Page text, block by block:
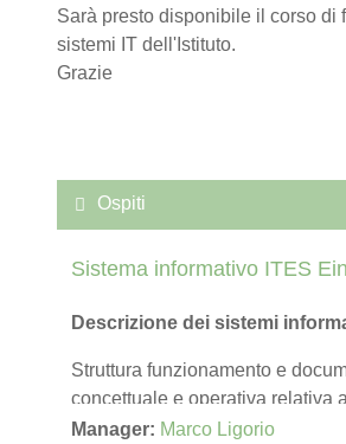
Sarà presto disponibile il corso di
sistemi IT dell'Istituto.
Grazie
Ospiti
Sistema informativo ITES
Descrizione dei sistemi
Struttura funzionamento e
concettuale e operativa relativa
informativo dell'Istituto
Manager: Marco Ligorio